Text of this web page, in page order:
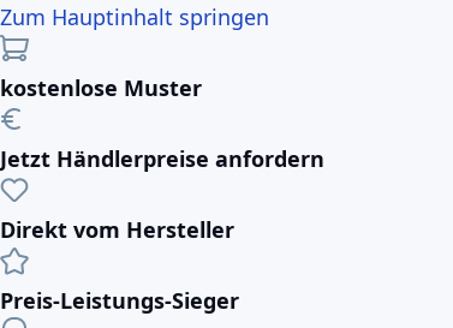
Zum Hauptinhalt springen
kostenlose Muster
Jetzt Händlerpreise anfordern
Direkt vom Hersteller
Preis-Leistungs-Sieger